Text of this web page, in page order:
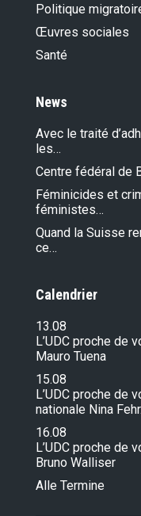
Politique
Œuvres sociales
Santé
News
Avec le traité
les…
Centre fédéral de
Féminicides et
féministes…
Quand la Suisse
ce…
Calendrier
13.08
L’UDC proche de
Mauro Tuena
15.08
L’UDC proche de
nationale Nina
16.08
L’UDC proche de
Bruno Walliser
Alle Termine